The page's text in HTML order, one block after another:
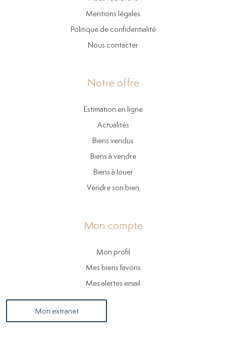
Mentions légales
Politique de confidentialité
Nous contacter
Notre offre
Estimation en ligne
Actualités
Biens vendus
Biens à vendre
Biens à louer
Vendre son bien
Mon compte
Mon profil
Mes biens favoris
Mes alertes email
Mon extranet